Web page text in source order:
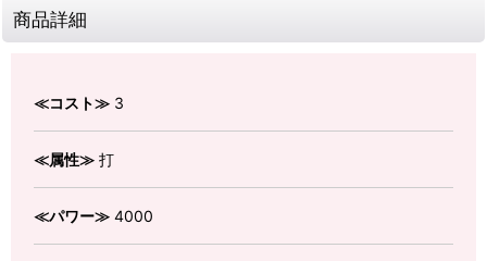
商品詳細
≪コスト≫ 3
≪属性≫ 打
≪パワー≫ 4000